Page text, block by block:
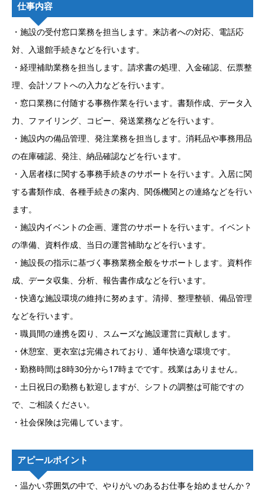
仕事内容
・施設の受付窓口業務を担当します。来訪者への対応、電話応
対、入退館手続きなどを行います。
・経理補助業務を担当します。請求書の処理、入金確認、伝票整
理、会計ソフトへの入力などを行います。
・窓口業務に付随する事務作業を行います。書類作成、データ入
力、ファイリング、コピー、発送業務などを行います。
・施設内の備品管理、発注業務を担当します。消耗品や事務用品
の在庫確認、発注、納品確認などを行います。
・入居者様に関する事務手続きのサポートを行います。入居に関
する書類作成、各種手続きの案内、関係機関との連絡などを行い
ます。
・施設内イベントの企画、運営のサポートを行います。イベント
の準備、資料作成、当日の運営補助などを行います。
・施設長の指示に基づく事務業務全般をサポートします。資料作
成、データ収集、分析、報告書作成などを行います。
・快適な施設環境の維持に努めます。清掃、整理整頓、備品管理
などを行います。
・職員間の連携を図り、スムーズな施設運営に貢献します。
・休憩室、更衣室は完備されており、通年快適な環境です。
・勤務時間は8時30分から17時までです。残業はありません。
・土日祝日の勤務も歓迎しますが、シフトの調整は可能ですの
で、ご相談ください。
・社会保険は完備しています。
アピールポイント
・温かい雰囲気の中で、やりがいのあるお仕事を始めませんか？